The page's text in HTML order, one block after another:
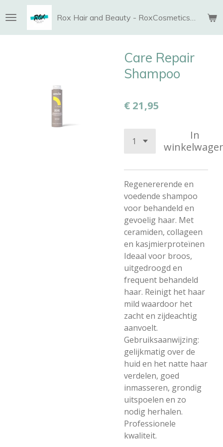
direct
naar
Rox Hair and Beauty - RoxCosmetics and More
Care Repair
Shampoo
€ 21,95
In
Regenererende en
voedende shampoo
voor behandeld en
gevoelig haar. Met
ceramiden, collageen
en kasjmierproteïnen
Ideaal voor broos,
uitgedroogd en
frequent behandeld
haar. Reinigt het haar
mild waardoor het
zacht en zijdeachtig
aanvoelt.
Gebruiksaanwijzing:
gelijkmatig over de
huid en het natte haar
verdelen, goed
inmasseren, grondig
uitspoelen en zo
nodig herhalen.
Professionele
kwaliteit.